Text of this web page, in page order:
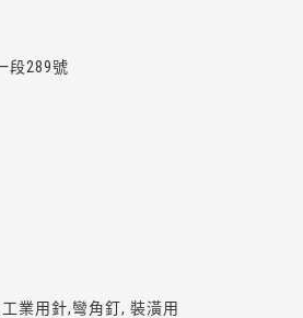
業用針,彎角釘, 裝潢用
段289號